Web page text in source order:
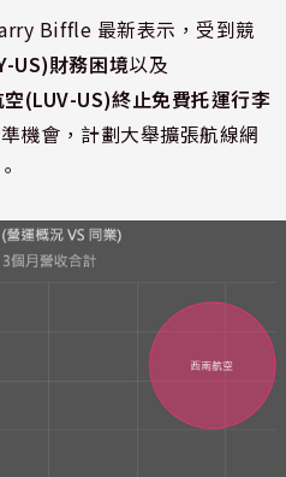
Biffle 最新表示，受到競
US)財務困境以及
(LUV-US)終止免費托運行李
機會，計劃大舉擴張航線網